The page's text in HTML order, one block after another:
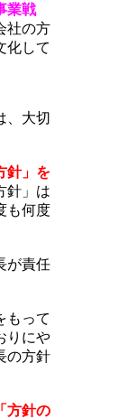
業戦
社の方
化して
、大切
針」を
針」は
も何度
が責任
もって
りにや
の方針
方針の